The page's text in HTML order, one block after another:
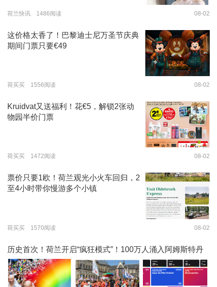
荷兰快讯 1486阅读 08-02
这价格太香了！巴黎迪士尼万圣节庆典
期间门票只要€49
荷买买 1556阅读 08-02
Kruidvat又送福利！花€5，解锁2张动
物园半价门票
荷买买 1472阅读 08-02
票价只要1欧！荷兰观光小火车回归，2
至4小时带你慢游多个小镇
荷买买 1570阅读 08-02
历史首次！荷兰开启“疯狂模式”！100万人涌入阿姆斯特丹